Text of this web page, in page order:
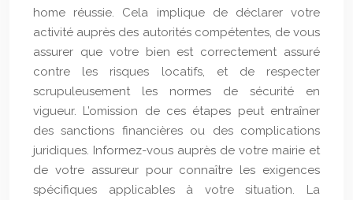
home réussie. Cela implique de déclarer votre
activité auprès des autorités compétentes, de vous
assurer que votre bien est correctement assuré
contre les risques locatifs, et de respecter
scrupuleusement les normes de sécurité en
vigueur. L’omission de ces étapes peut entraîner
des sanctions financières ou des complications
juridiques. Informez-vous auprès de votre mairie et
de votre assureur pour connaître les exigences
spécifiques applicables à votre situation. La